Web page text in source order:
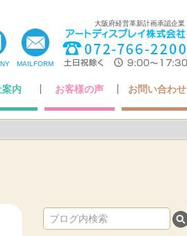
大阪府経営革新計画承認企業
MAILFORM
案内 お客様の声 お問い合わせ